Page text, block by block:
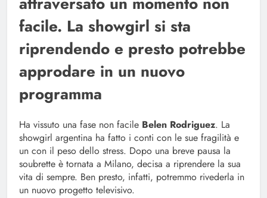
facile. La showgirl si sta
riprendendo e presto potrebbe
approdare in un nuovo
programma
Ha vissuto una fase non facile Belen Rodriguez. La
showgirl argentina ha fatto i conti con le sue fragilità e
un con il peso dello stress. Dopo una breve pausa la
soubrette è tornata a Milano, decisa a riprendere la sua
vita di sempre. Ben presto, infatti, potremmo rivederla in
un nuovo progetto televisivo.